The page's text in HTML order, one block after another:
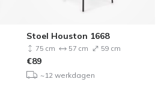
Stoel Houston 1668
75 cm 57 cm 59 cm
€89
~12 werkdagen